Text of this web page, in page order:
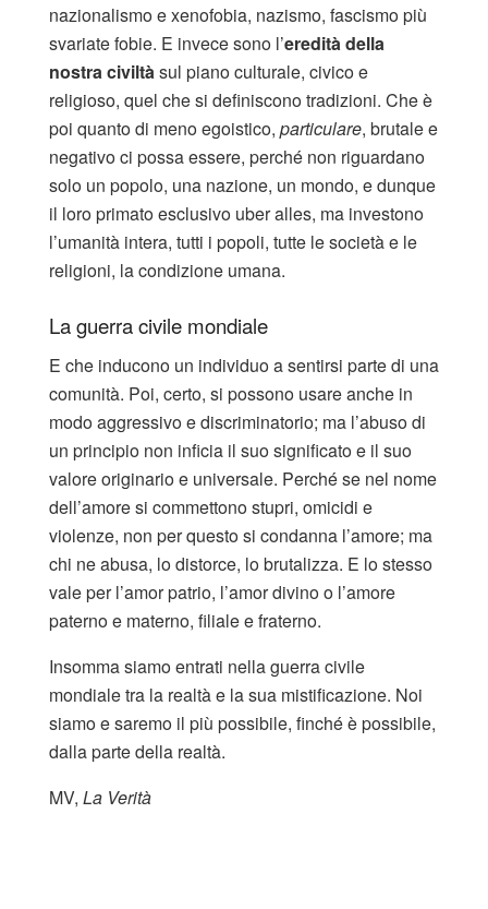
nazionalismo e xenofobia, nazismo, fascismo più
svariate fobie. E invece sono l’eredità della
nostra civiltà sul piano culturale, civico e
religioso, quel che si definiscono tradizioni. Che è
poi quanto di meno egoistico, particulare, brutale e
negativo ci possa essere, perché non riguardano
solo un popolo, una nazione, un mondo, e dunque
il loro primato esclusivo uber alles, ma investono
l’umanità intera, tutti i popoli, tutte le società e le
religioni, la condizione umana.
La guerra civile mondiale
E che inducono un individuo a sentirsi parte di una
comunità. Poi, certo, si possono usare anche in
modo aggressivo e discriminatorio; ma l’abuso di
un principio non inficia il suo significato e il suo
valore originario e universale. Perché se nel nome
dell’amore si commettono stupri, omicidi e
violenze, non per questo si condanna l’amore; ma
chi ne abusa, lo distorce, lo brutalizza. E lo stesso
vale per l’amor patrio, l’amor divino o l’amore
paterno e materno, filiale e fraterno.
Insomma siamo entrati nella guerra civile
mondiale tra la realtà e la sua mistificazione. Noi
siamo e saremo il più possibile, finché è possibile,
dalla parte della realtà.
MV, La Verità